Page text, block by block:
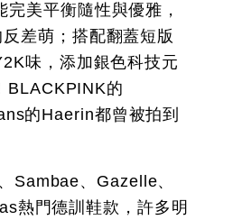
美平衡隨性與優雅，
差萌；搭配翻蓋短版
味，添加銀色科技元
BLACKPINK的
的Haerin都曾被拍到
Sambae、Gazelle、
熱門德訓鞋款，許多明